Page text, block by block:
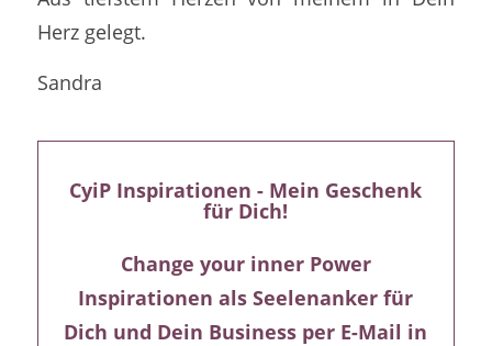
Herz gelegt.
Sandra
CyiP Inspirationen - Mein Geschenk
für Dich!
Change your inner Power
Inspirationen als Seelenanker für
Dich und Dein Business per E-Mail in